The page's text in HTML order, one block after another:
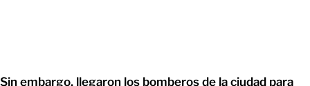
Sin embargo, llegaron los bomberos de la ciudad para